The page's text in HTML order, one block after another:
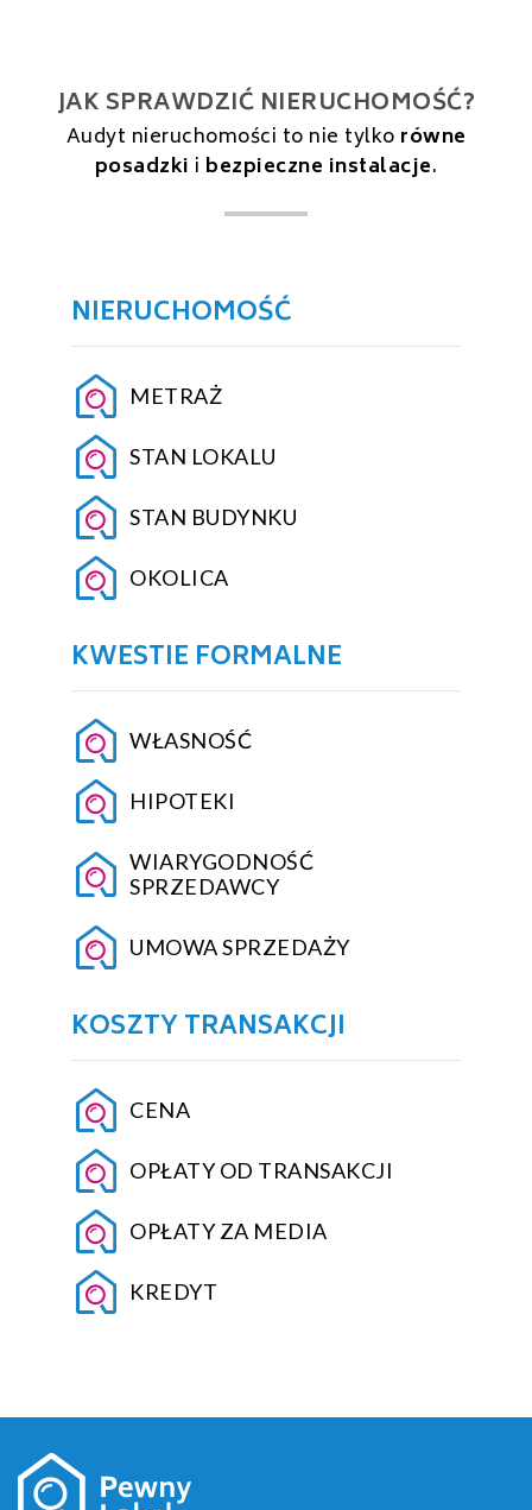
JAK SPRAWDZIĆ NIERUCHOMOŚĆ?
Audyt nieruchomości to nie tylko równe
posadzki i bezpieczne instalacje.
NIERUCHOMOŚĆ
METRAŻ
STAN LOKALU
STAN BUDYNKU
OKOLICA
KWESTIE FORMALNE
WŁASNOŚĆ
HIPOTEKI
WIARYGODNOŚĆ
SPRZEDAWCY
UMOWA SPRZEDAŻY
KOSZTY TRANSAKCJI
CENA
OPŁATY OD TRANSAKCJI
OPŁATY ZA MEDIA
KREDYT